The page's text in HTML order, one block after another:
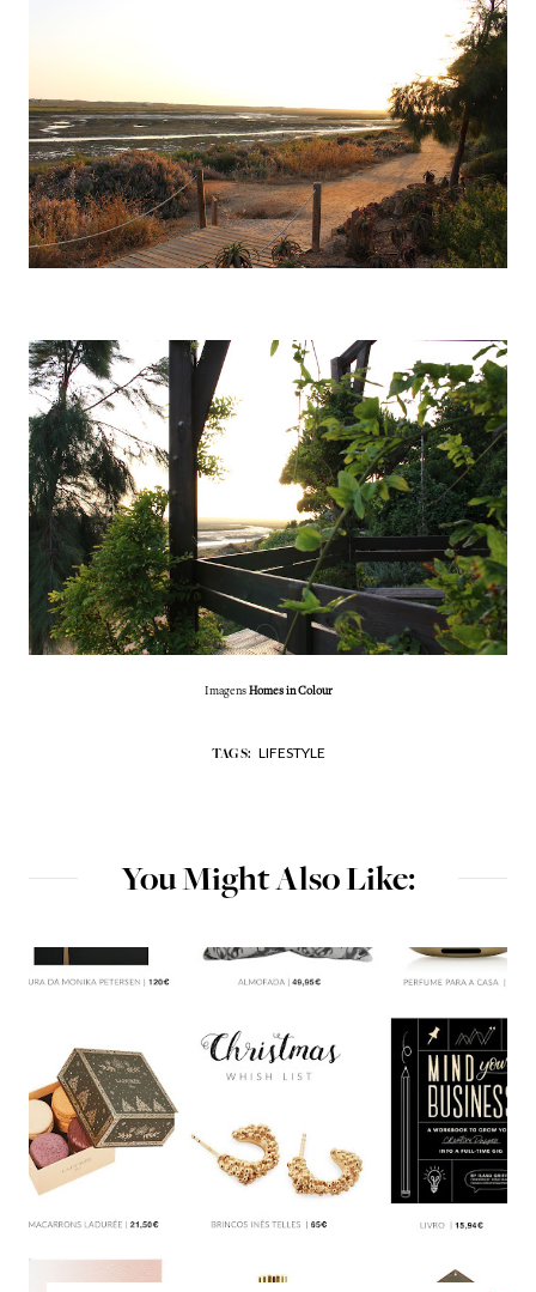
Imagens Homes in Colour
TAGS: LIFESTYLE
You Might Also Like: